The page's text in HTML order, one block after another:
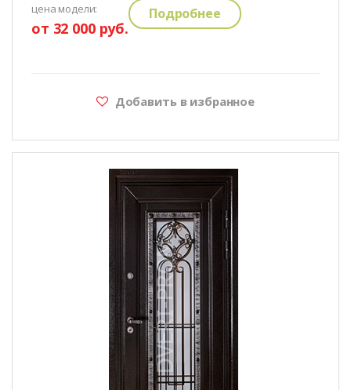
цена модели:
от 32 000 руб.
Подробнее
Добавить в избранное